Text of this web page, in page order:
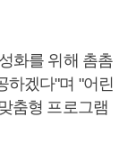
화를 위해 촘촘
하겠다"며 "어린
춤형 프로그램